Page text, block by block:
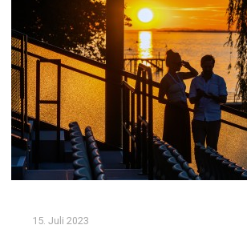
15. Juli 2023